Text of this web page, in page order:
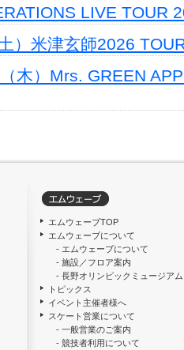
LIVE TOUR
）米津玄師2026
木）Mrs. GREEN
エムウェーブTOP
エムウェーブについて
- エムウェーブについて
- 施設／フロア案内
- 長野オリンピックミュージアム
トピックス
イベント主催者様へ
スケート営業について
- 一般営業のご案内
- 競技者利用について